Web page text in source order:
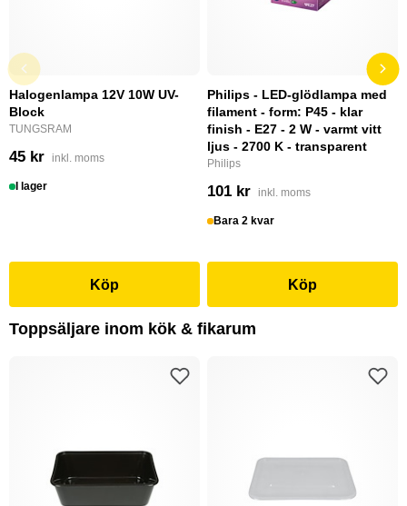
Halogenlampa 12V 10W UV-
Block
TUNGSRAM
45 kr inkl. moms
I lager
Köp
Philips - LED-glödlampa med
filament - form: P45 - klar
finish - E27 - 2 W - varmt vitt
ljus - 2700 K - transparent
Philips
101 kr inkl. moms
Bara 2 kvar
Köp
Toppsäljare inom kök & fikarum